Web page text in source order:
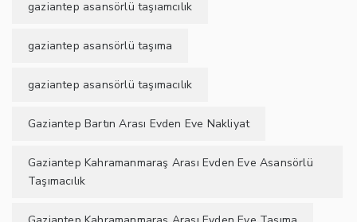
gaziantep asansörlü taşıamcılık
gaziantep asansörlü taşıma
gaziantep asansörlü taşımacılık
Gaziantep Bartın Arası Evden Eve Nakliyat
Gaziantep Kahramanmaraş Arası Evden Eve Asansörlü
Taşımacılık